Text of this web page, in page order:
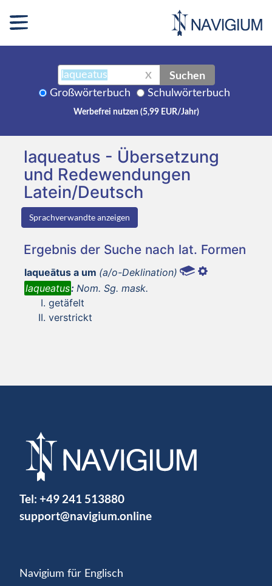
X Suchen
Großwörterbuch Schulwörterbuch
Werbefrei nutzen (5,99 EUR/Jahr)
laqueatus - Übersetzung
und Redewendungen
Latein/Deutsch
Sprachverwandte anzeigen
Ergebnis der Suche nach lat. Formen
laqueātus a um (a/o-Deklination)
laqueatus: Nom. Sg. mask.
getäfelt
verstrickt
Tel: +49 241 513880
support@navigium.online
Navigium für Englisch